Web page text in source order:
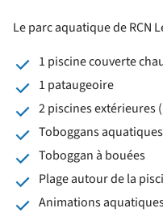
Le parc aquatique de RCN
1 piscine couverte
1 pataugeoire
2 piscines extérieures
Toboggans aquatiques
Toboggan à bouées
Plage autour de la
Animations